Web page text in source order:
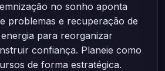
no sonho aponta
problemas e recuperação de
para reorganizar
confiança. Planeie como
de forma estratégica.